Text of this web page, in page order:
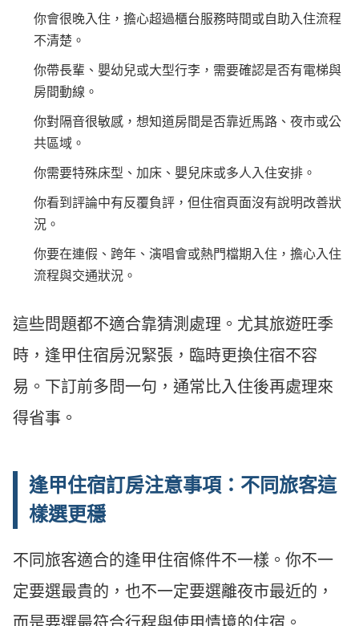
你會很晚入住，擔心超過櫃台服務時間或自助入住流程
不清楚。
你帶長輩、嬰幼兒或大型行李，需要確認是否有電梯與
房間動線。
你對隔音很敏感，想知道房間是否靠近馬路、夜市或公
共區域。
你需要特殊床型、加床、嬰兒床或多人入住安排。
你看到評論中有反覆負評，但住宿頁面沒有說明改善狀
況。
你要在連假、跨年、演唱會或熱門檔期入住，擔心入住
流程與交通狀況。
這些問題都不適合靠猜測處理。尤其旅遊旺季
時，逢甲住宿房況緊張，臨時更換住宿不容
易。下訂前多問一句，通常比入住後再處理來
得省事。
逢甲住宿訂房注意事項：不同旅客這
樣選更穩
不同旅客適合的逢甲住宿條件不一樣。你不一
定要選最貴的，也不一定要選離夜市最近的，